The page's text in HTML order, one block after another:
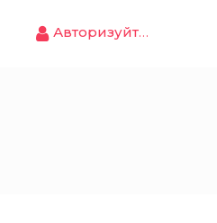
Авторизуйтесь